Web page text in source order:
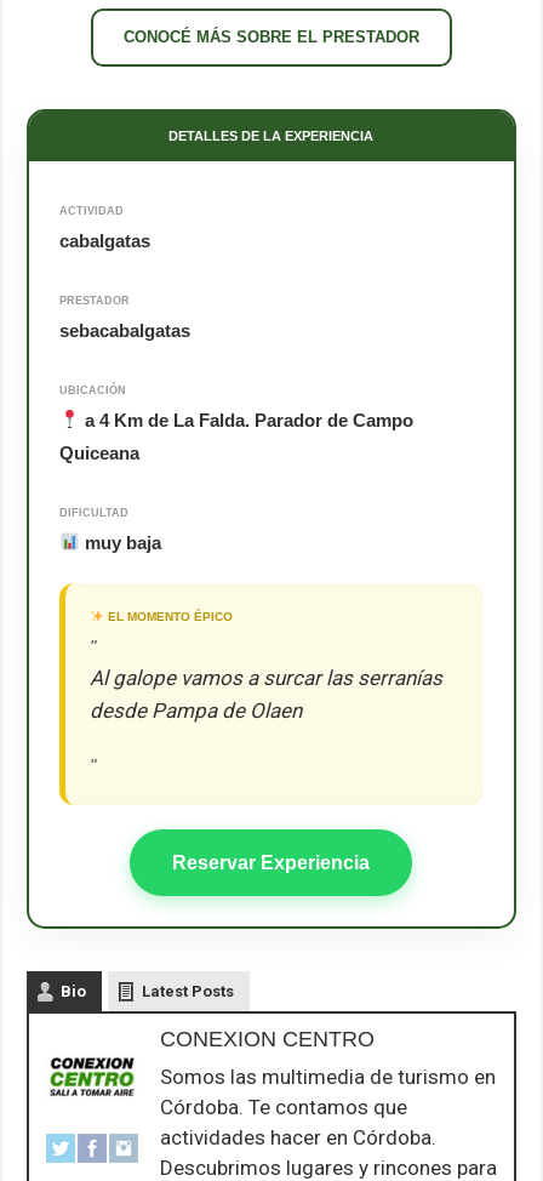
CONOCÉ MÁS SOBRE EL PRESTADOR
DETALLES DE LA EXPERIENCIA
ACTIVIDAD
cabalgatas
PRESTADOR
sebacabalgatas
UBICACIÓN
a 4 Km de La Falda. Parador de Campo
Quiceana
DIFICULTAD
muy baja
EL MOMENTO ÉPICO
"
Al galope vamos a surcar las serranías
desde Pampa de Olaen
"
Reservar Experiencia
Bio Latest Posts
CONEXION CENTRO
Somos las multimedia de turismo en
Córdoba. Te contamos que
actividades hacer en Córdoba.
Descubrimos lugares y rincones para